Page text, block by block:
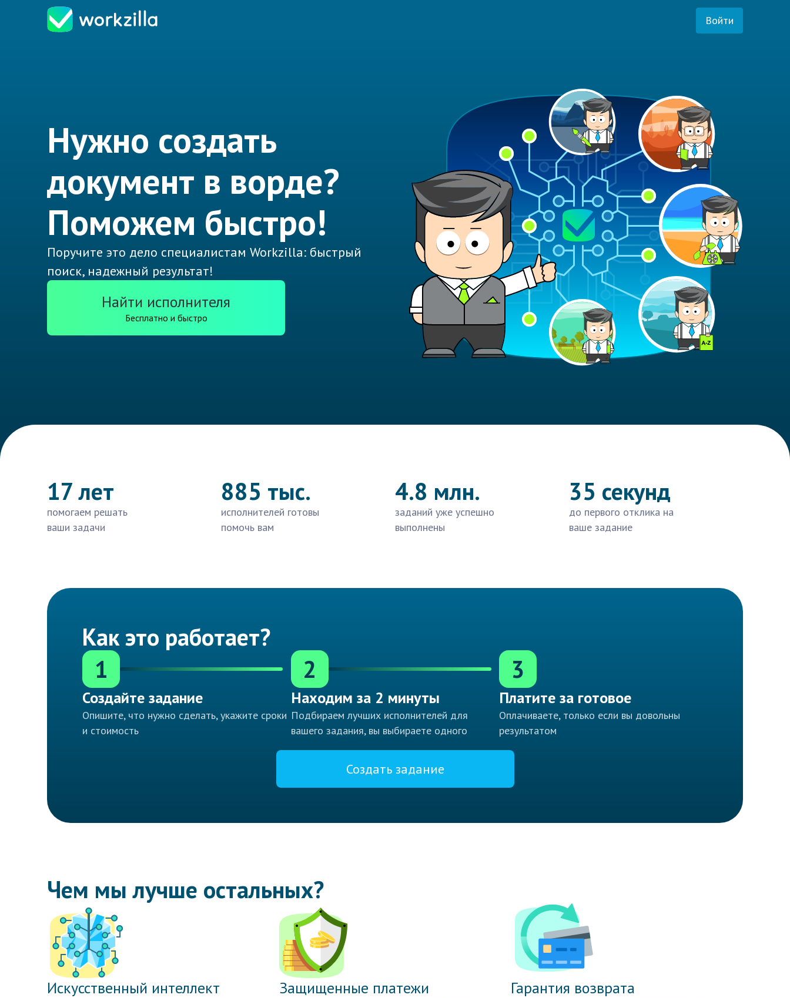
Войти
Нужно создать
документ в ворде?
Поможем быстро!
Поручите это дело специалистам Workzilla: быстрый
поиск, надежный результат!
Найти исполнителя
Бесплатно и быстро
17 лет
помогаем решать
ваши задачи
885 тыс.
исполнителей готовы
помочь вам
4.8 млн.
заданий уже успешно
выполнены
35 секунд
до первого отклика на
ваше задание
Как это работает?
1
Создайте задание
Опишите, что нужно сделать, укажите сроки
и стоимость
2
Находим за 2 минуты
Подбираем лучших исполнителей для
вашего задания, вы выбираете одного
3
Платите за готовое
Оплачиваете, только если вы довольны
результатом
Создать задание
Чем мы лучше остальных?
Искусственный интеллект Защищенные платежи Гарантия возврата